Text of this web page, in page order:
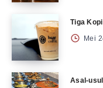
Tiga
Mei
Asal-